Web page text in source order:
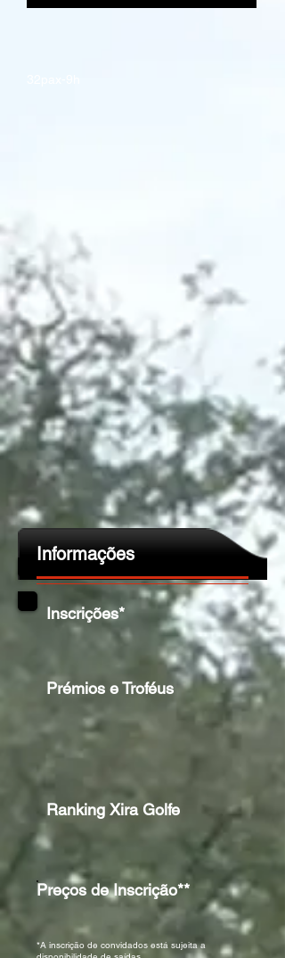
Informações
Inscrições*
Prémios e Troféus
Ranking Xira Golfe
Preços de Inscrição**
*A inscrição de convidados está sujeita a